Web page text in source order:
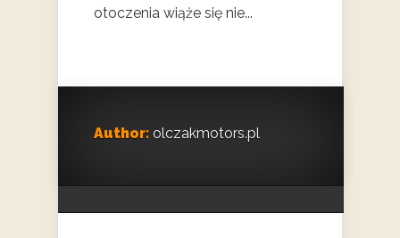
otoczenia wiąże się nie...
Author: olczakmotors.pl